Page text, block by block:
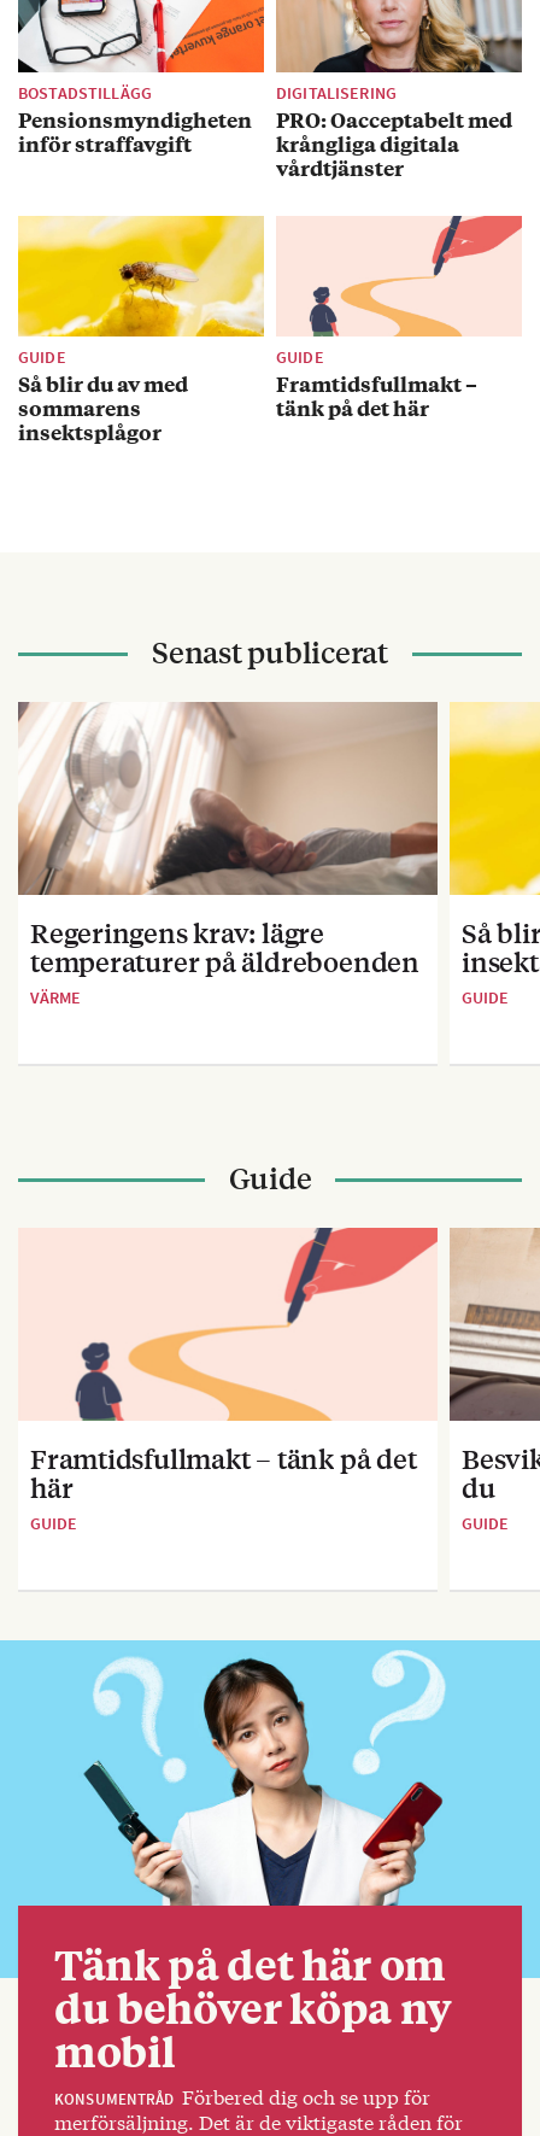
BOSTADSTILLÄGG
Pensionsmyndigheten
inför straffavgift
DIGITALISERING
PRO: Oacceptabelt med
krångliga digitala
vårdtjänster
GUIDE
Så blir du av med
sommarens
insektsplågor
GUIDE
Framtidsfullmakt –
tänk på det här
Senast publicerat
Regeringens krav: lägre
temperaturer på äldreboenden
VÄRME
Så
GUIDE
Guide
Framtidsfullmakt – tänk på det
här
GUIDE
du
GUIDE
Tänk på det här om
du behöver köpa ny
mobil
KONSUMENTRÅD Förbered dig och se upp för
merförsäljning. Det är de viktigaste råden för